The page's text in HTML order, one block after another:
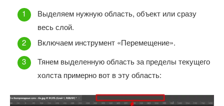
Выделяем нужную область, объект или сразу
весь слой.
Включаем инструмент «Перемещение».
Тянем выделенную область за пределы текущего
холста примерно вот в эту область: